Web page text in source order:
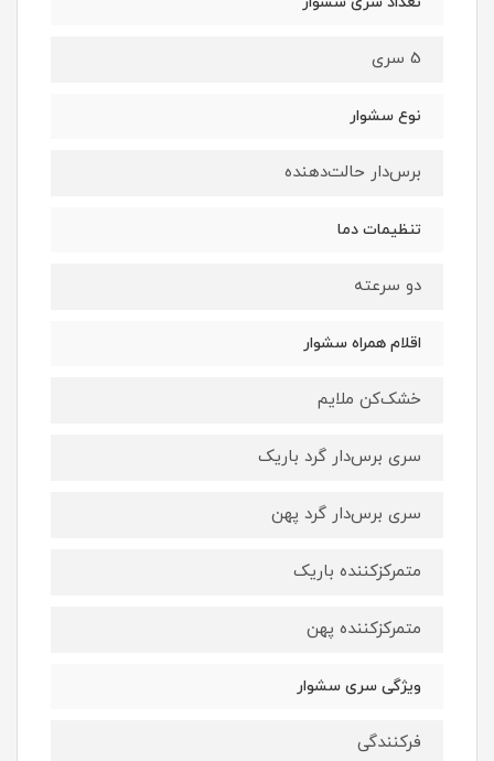
5 سری
نوع سشوار
برس‌دار حالت‌دهنده
تنظیمات دما
دو سرعته
اقلام همراه سشوار
خشک‌کن ملایم
سری برس‌دار گرد باریک
سری برس‌دار گرد پهن
متمرکز‌کننده باریک
متمرکز‌کننده پهن
ویژگی سری سشوار
فرکنندگی